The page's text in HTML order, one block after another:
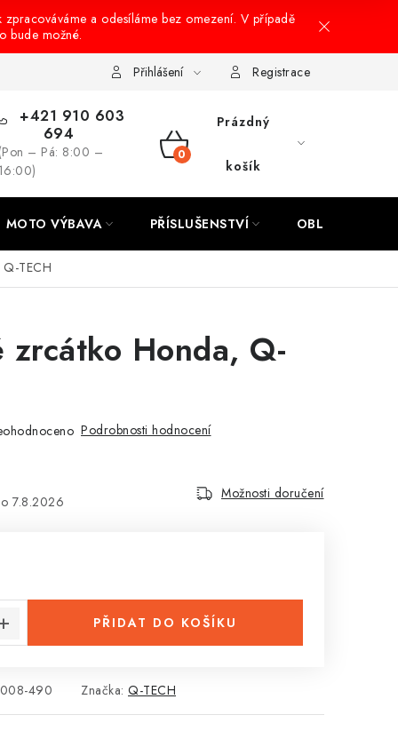
a odesíláme bez omezení. V případě
bude možné.
osobních údajů Návody na montáž
Přihlášení Registrace
+421 910 603
694
– Pá: 8:00 –
NÁKUPNÍ
Prázdný
košík
MOTO VÝBAVA PŘÍSLUŠENSTVÍ OBLEČENÍ
TECH
zrcátko Honda, Q-
Podrobnosti hodnocení
7.8.2026 Možnosti doručení
PŘIDAT DO KOŠÍKU
490 Značka: Q-TECH